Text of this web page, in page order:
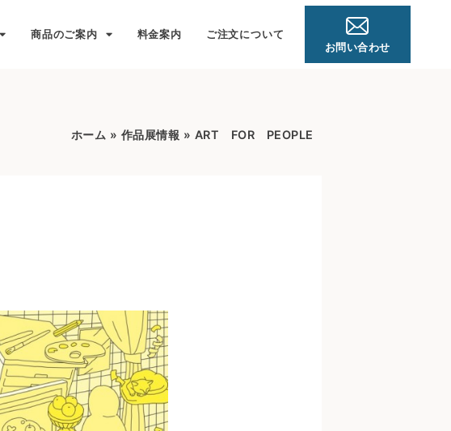
商品のご案内 料金案内
ご注文について
お問い合わせ
ホーム » 作品展情報 » ART FOR PEOPLE